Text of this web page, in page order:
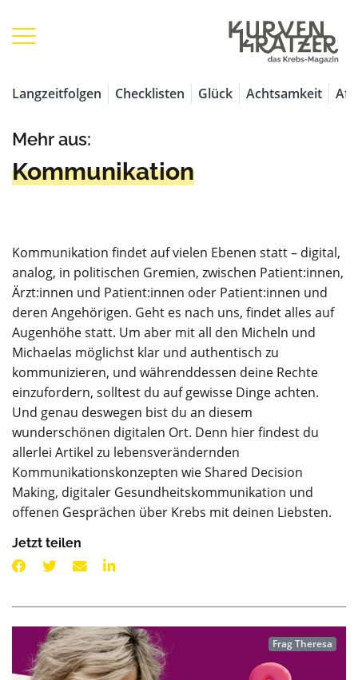
Langzeitfolgen Checklisten Glück Achtsamkeit
Mehr aus:
Kommunikation
Kommunikation findet auf vielen Ebenen statt – digital,
analog, in politischen Gremien, zwischen Patient:innen,
Ärzt:innen und Patient:innen oder Patient:innen und
deren Angehörigen. Geht es nach uns, findet alles auf
Augenhöhe statt. Um aber mit all den Micheln und
Michaelas möglichst klar und authentisch zu
kommunizieren, und währenddessen deine Rechte
einzufordern, solltest du auf gewisse Dinge achten.
Und genau deswegen bist du an diesem
wunderschönen digitalen Ort. Denn hier findest du
allerlei Artikel zu lebensverändernden
Kommunikationskonzepten wie Shared Decision
Making, digitaler Gesundheitskommunikation und
offenen Gesprächen über Krebs mit deinen Liebsten.
Jetzt teilen
Frag Theresa